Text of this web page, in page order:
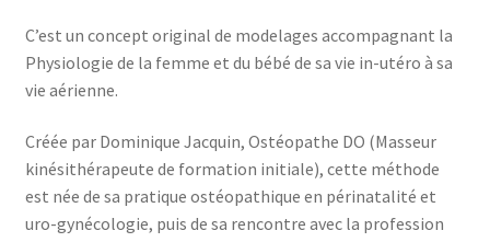
Evénements
Formations Diplomantes
Contact
C’est un concept original de modelages accompagnant la
Physiologie de la femme et du bébé de sa vie in-utéro à sa
vie aérienne.
Créée par Dominique Jacquin, Ostéopathe DO (Masseur
kinésithérapeute de formation initiale), cette méthode
est née de sa pratique ostéopathique en périnatalité et
uro-gynécologie, puis de sa rencontre avec la profession